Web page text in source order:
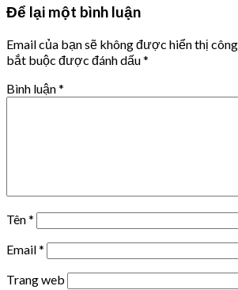
Để lại một bình luận
Email của bạn sẽ không được hiển thị công
bắt buộc được đánh dấu*
Bình luận*
Tên*
Email*
Trang web